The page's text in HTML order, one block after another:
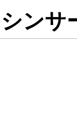
ンサ